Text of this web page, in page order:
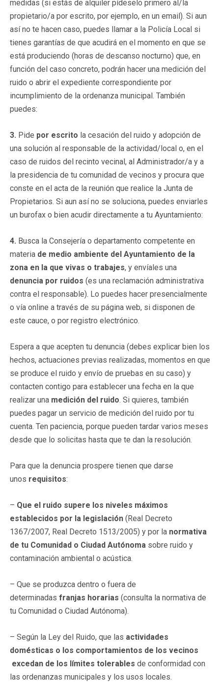
medidas (si estás de alquiler pídeselo primero al/la
propietario/a por escrito, por ejemplo, en un email). Si aun
así no te hacen caso, puedes llamar a la Policía Local si
tienes garantías de que acudirá en el momento en que se
está produciendo (horas de descanso nocturno) que, en
función del caso concreto, podrán hacer una medición del
ruido o abrir el expediente correspondiente por
incumplimiento de la ordenanza municipal. También
puedes:
3. Pide por escrito la cesación del ruido y adopción de
una solución al responsable de la actividad/local o, en el
caso de ruidos del recinto vecinal, al Administrador/a y a
la presidencia de tu comunidad de vecinos y procura que
conste en el acta de la reunión que realice la Junta de
Propietarios. Si aun así no se soluciona, puedes enviarles
un burofax o bien acudir directamente a tu Ayuntamiento:
4. Busca la Consejería o departamento competente en
materia de medio ambiente del Ayuntamiento de la
zona en la que vivas o trabajes, y envíales una
denuncia por ruidos (es una reclamación administrativa
contra el responsable). Lo puedes hacer presencialmente
o vía online a través de su página web, si disponen de
este cauce, o por registro electrónico.
Espera a que acepten tu denuncia (debes explicar bien los
hechos, actuaciones previas realizadas, momentos en que
se produce el ruido y envío de pruebas en su caso) y
contacten contigo para establecer una fecha en la que
realizar una medición del ruido. Si quieres, también
puedes pagar un servicio de medición del ruido por tu
cuenta. Ten paciencia, porque pueden tardar varios meses
desde que lo solicitas hasta que te dan la resolución.
Para que la denuncia prospere tienen que darse
unos requisitos:
– Que el ruido supere los niveles máximos
establecidos por la legislación (Real Decreto
1367/2007, Real Decreto 1513/2005) y por la normativa
de tu Comunidad o Ciudad Autónoma sobre ruido y
contaminación ambiental o acústica.
– Que se produzca dentro o fuera de
determinadas franjas horarias (consulta la normativa de
tu Comunidad o Ciudad Autónoma).
– Según la Ley del Ruido, que las actividades
domésticas o los comportamientos de los vecinos
excedan de los límites tolerables de conformidad con
las ordenanzas municipales y los usos locales.